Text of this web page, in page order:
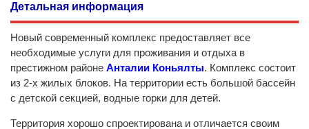
Детальная информация
Новый современный комплекс предоставляет все
необходимые услуги для проживания и отдыха в
престижном районе Анталии Коньялты. Комплекс состоит
из 2-х жилых блоков. На территории есть большой бассейн
с детской секцией, водные горки для детей.
Территория хорошо спроектирована и отличается своим